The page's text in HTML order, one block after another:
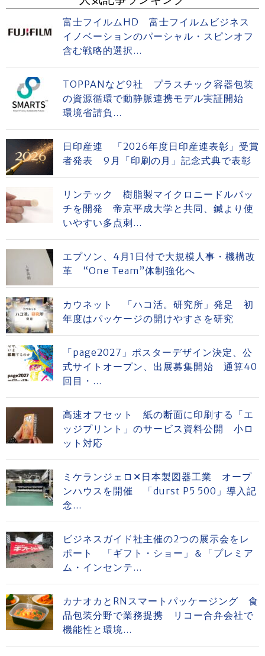
富士フイルムHD 富士フイルムビジネス
イノベーションのパーシャル・スピンオフ
含む戦略的選択...
TOPPANなど9社 プラスチック容器包装
の資源循環で動静脈連携モデル実証開始
環境省請負...
日印産連 「2026年度日印産連表彰」受賞
者発表 9月「印刷の月」記念式典で表彰
リンテック 樹脂製マイクロニードルパッ
チを開発 帝京平成大学と共同、鍼より使
いやすい多点刺...
エプソン、4月1日付で大規模人事・機構改
革 “One Team”体制強化へ
カウネット 「ハコ活。研究所」発足 初
年度はパッケージの開けやすさを研究
「page2027」ポスターデザイン決定、公
式サイトオープン、出展募集開始 通算40
回目・...
高速オフセット 紙の断面に印刷する「エ
ッジプリント」のサービス資料公開 小ロ
ット対応
ミケランジェロ✕日本製図器工業 オープ
ンハウスを開催 「durst P5 500」導入記
念...
ビジネスガイド社主催の2つの展示会をレ
ポート 「ギフト・ショー」＆「プレミア
ム・インセンテ...
カナオカとRNスマートパッケージング 食
品包装分野で業務提携 リコー合弁会社で
機能性と環境...